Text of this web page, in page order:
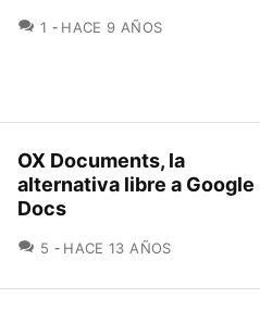
1 COMENTARIOS
HACE 9 AÑOS
OX Documents, la
alternativa libre a Google
Docs
5 COMENTARIOS
HACE 13 AÑOS